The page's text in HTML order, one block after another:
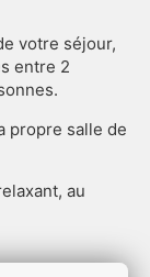
votre séjour,
entre 2
propre salle de
au